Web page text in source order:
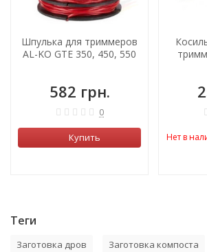
Шпулька для триммеров
AL-KO GTE 350, 450, 550
582 грн.
0
Купить Нет в
Теги
Заготовка дров Заготовка компоста